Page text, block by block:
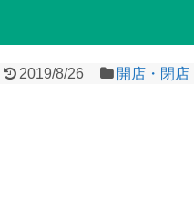
2019/8/26 開店・閉店